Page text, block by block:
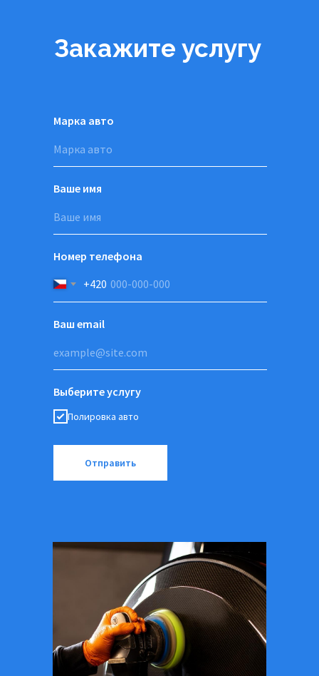
Закажите услугу
Марка авто
Ваше имя
Номер телефона
+420
Ваш email
Выберите услугу
Полировка авто
Отправить